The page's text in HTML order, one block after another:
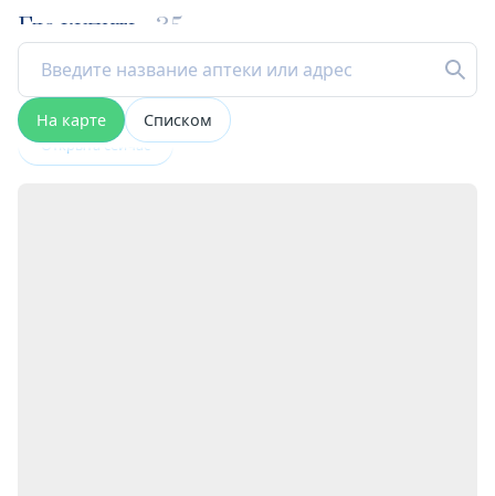
Где купить 35
На карте Списком
Открыта сейчас